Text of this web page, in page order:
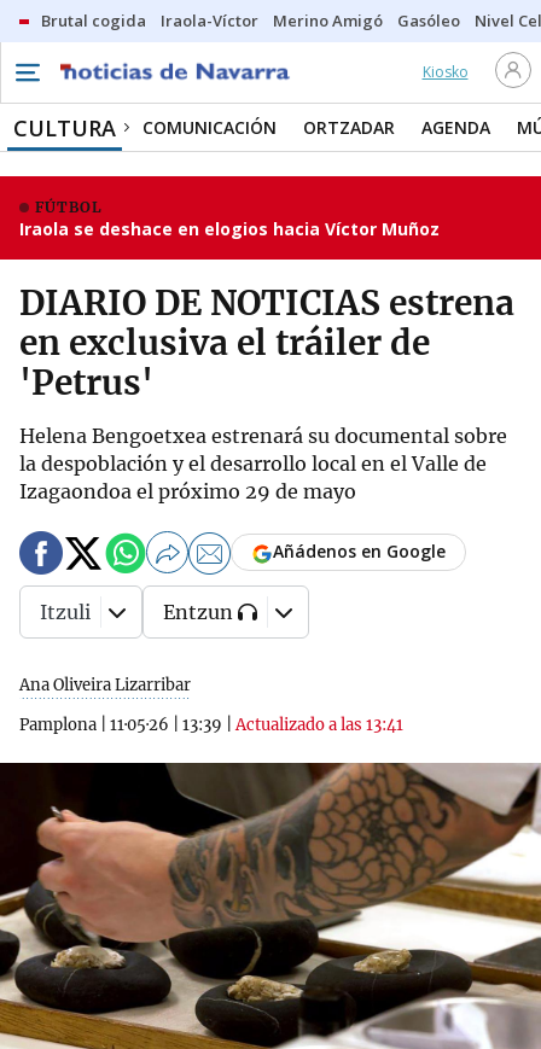
Brutal cogida Iraola-Víctor Merino Amigó Gasóleo Nivel
Kiosko
CULTURA COMUNICACIÓN ORTZADAR AGENDA
FÚTBOL
Iraola se deshace en elogios hacia Víctor Muñoz
DIARIO DE NOTICIAS estrena
en exclusiva el tráiler de
'Petrus'
Helena Bengoetxea estrenará su documental sobre
la despoblación y el desarrollo local en el Valle de
Izagaondoa el próximo 29 de mayo
Ana Oliveira Lizarribar
Pamplona
11·05·26 13:39 |Actualizado a las 13:41
Añádenos en Google
Itzuli Entzun